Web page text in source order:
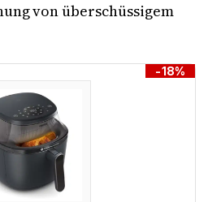
von überschüssigem
-18%